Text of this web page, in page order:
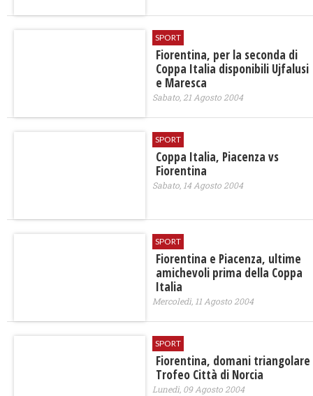
SPORT
Fiorentina, per la seconda di
Coppa Italia disponibili Ujfalusi
e Maresca
Sabato, 21 Agosto 2004
SPORT
Coppa Italia, Piacenza vs
Fiorentina
Sabato, 14 Agosto 2004
SPORT
Fiorentina e Piacenza, ultime
amichevoli prima della Coppa
Italia
Mercoledì, 11 Agosto 2004
SPORT
Fiorentina, domani triangolare
Trofeo Città di Norcia
Lunedì, 09 Agosto 2004